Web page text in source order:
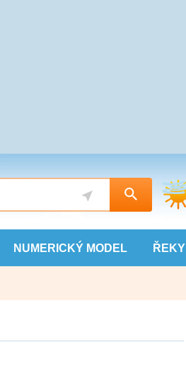
NUMERICKÝ MODEL ŘEKY